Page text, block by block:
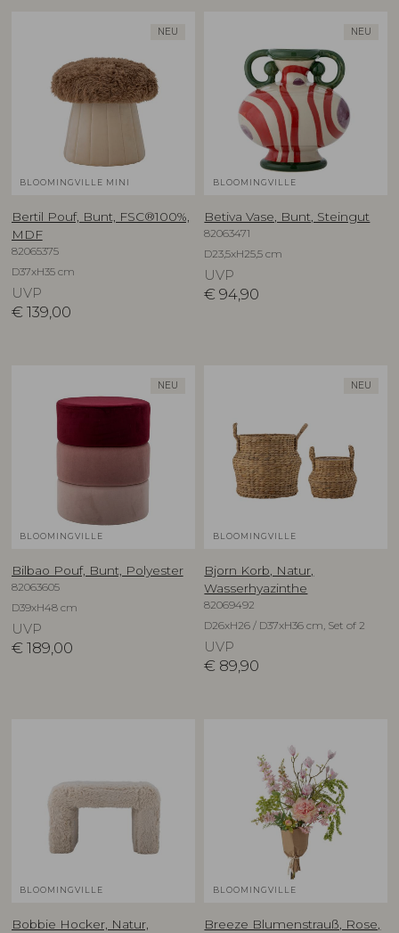
NEU
BLOOMINGVILLE MINI
Bertil Pouf, Bunt, FSC®100%,
MDF
82065375
D37xH35 cm
UVP
€ 139,00
NEU
BLOOMINGVILLE
Betiva Vase, Bunt, Steingut
82063471
D23,5xH25,5 cm
UVP
€ 94,90
NEU
BLOOMINGVILLE
Bilbao Pouf, Bunt, Polyester
82063605
D39xH48 cm
UVP
€ 189,00
NEU
BLOOMINGVILLE
Bjorn Korb, Natur,
Wasserhyazinthe
82069492
D26xH26 / D37xH36 cm, Set of 2
UVP
€ 89,90
BLOOMINGVILLE
Bobbie Hocker, Natur,
BLOOMINGVILLE
Breeze Blumenstrauß, Rose,